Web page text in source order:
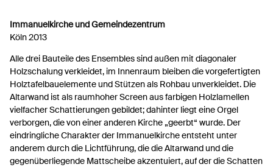
Immanuelkirche und Gemeindezentrum
Köln 2013
Alle drei Bauteile des Ensembles sind außen mit diagonaler
Holzschalung verkleidet, im Innenraum bleiben die vorgefertigten
Holztafelbauelemente und Stützen als Rohbau unverkleidet. Die
Altarwand ist als raumhoher Screen aus farbigen Holzlamellen
vielfacher Schattierungen gebildet; dahinter liegt eine Orgel
verborgen, die von einer anderen Kirche „geerbt“ wurde. Der
eindringliche Charakter der Immanuelkirche entsteht unter
anderem durch die Lichtführung, die die Altarwand und die
gegenüberliegende Mattscheibe akzentuiert, auf der die Schatten